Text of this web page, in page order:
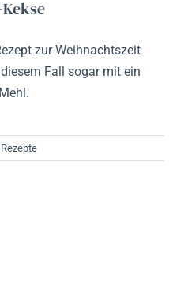
zur Weihnachtszeit
Fall sogar mit ein